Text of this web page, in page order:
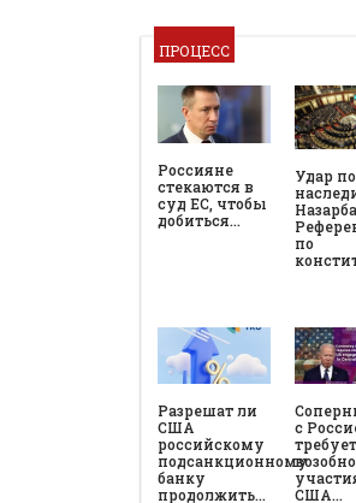
ПРОЦЕСС
Россияне
стекаются в
суд ЕС, чтобы
добиться…
Удар по
по
Разрешат ли
США
российскому
подсанкционному
банку
продолжить…
с
требует
США…